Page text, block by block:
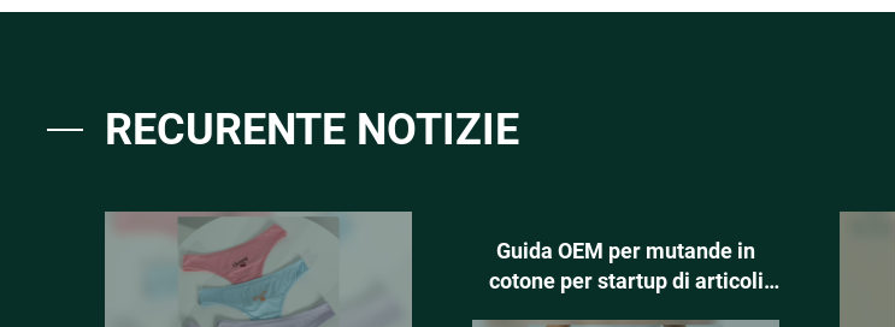
RECURENTE NOTIZIE
Guida OEM per mutande in
cotone per startup di articoli